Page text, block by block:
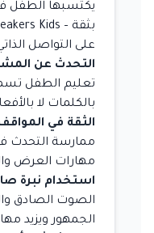
يكتسبها الطفل
على التواصل
التحدث عن
تعليم الطفل
بالكلمات لا
الثقة في
ممارسة التحدث
مهارات العرض
استخدام نبرة
الصوت الصادق
الجمهور ويزيد